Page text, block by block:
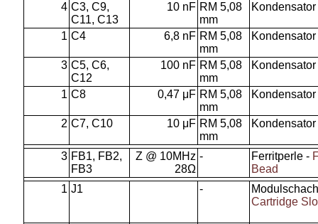
4 C3, C9,
C11, C13
10 nF RM 5,08
mm
Kondensator
1 C4 6,8 nF RM 5,08
mm
Kondensator
3 C5, C6,
C12
100 nF RM 5,08
mm
Kondensator
1 C8 0,47 μF RM 5,08
mm
Kondensator
2 C7, C10 10 μF RM 5,08
mm
Kondensator
3 FB1, FB2,
FB3
Z @ 10MHz
28Ω
- Ferritperle -
Bead
1 J1 -
Cartridge